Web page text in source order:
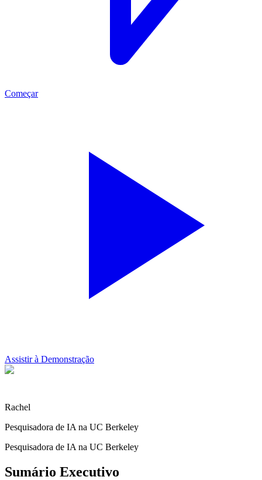
Começar
Assistir à Demonstração
Rachel
Pesquisadora de IA na UC Berkeley
Pesquisadora de IA na UC Berkeley
Sumário Executivo